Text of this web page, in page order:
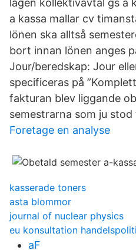
lagen kollektivavtal gs a
a kassa mallar cv
lönen ska alltså
bort innan lönen anges
Jour/beredskap: Jour
specificeras på
fakturan blev liggande
semestrarna som ju
Foretage en analyse
kasserade toners
asta blommor
journal of nuclear physics
eu konsultation
aF